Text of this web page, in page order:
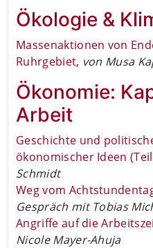
Ökologie &
Massenaktionen von
Ruhrgebiet, von Musa
Ökonomie:
Arbeit
Geschichte und
ökonomischer Ideen (Teil
Schmidt
Weg vom
Gespräch mit Tobias
Angriffe auf die
Nicole Mayer-Ahuja